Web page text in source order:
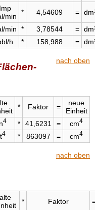
Imp
min
* 4,54609 =
min * 3,78544 =
h * 158,988 =
nach oben
* Faktor =
neue
Einheit
4 * 41,6231 = cm4
4 * 863097 = cm4
nach oben
alte
* Faktor